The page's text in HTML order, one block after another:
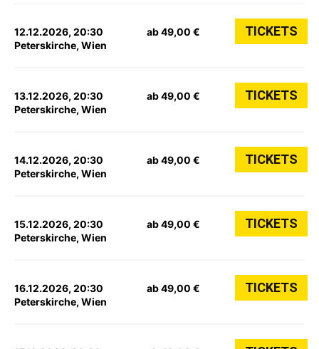
12.12.2026, 20:30
Peterskirche, Wien
ab 49,00 € TICKETS
13.12.2026, 20:30
Peterskirche, Wien
ab 49,00 € TICKETS
14.12.2026, 20:30
Peterskirche, Wien
ab 49,00 € TICKETS
15.12.2026, 20:30
Peterskirche, Wien
ab 49,00 € TICKETS
16.12.2026, 20:30
Peterskirche, Wien
ab 49,00 € TICKETS